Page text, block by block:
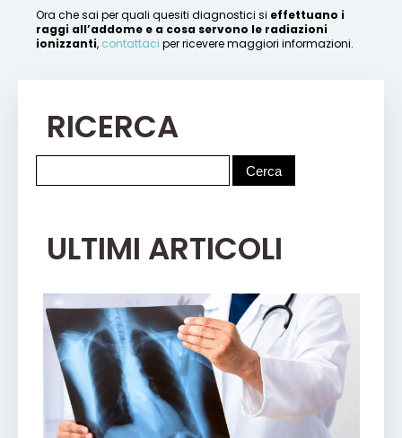
Ora che sai per quali quesiti diagnostici si effettuano i
raggi all’addome e a cosa servono le radiazioni
ionizzanti, contattaci per ricevere maggiori informazioni.
RICERCA
ULTIMI ARTICOLI